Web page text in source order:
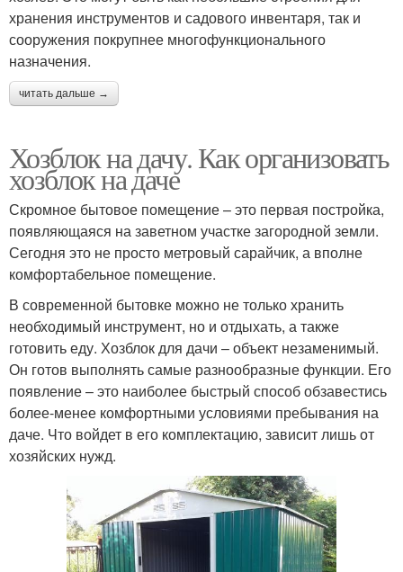
хранения инструментов и садового инвентаря, так и
сооружения покрупнее многофункционального
назначения.
читать дальше →
Хозблок на дачу. Как организовать
хозблок на даче
Скромное бытовое помещение – это первая постройка,
появляющаяся на заветном участке загородной земли.
Сегодня это не просто метровый сарайчик, а вполне
комфортабельное помещение.
В современной бытовке можно не только хранить
необходимый инструмент, но и отдыхать, а также
готовить еду. Хозблок для дачи – объект незаменимый.
Он готов выполнять самые разнообразные функции. Его
появление – это наиболее быстрый способ обзавестись
более-менее комфортными условиями пребывания на
даче. Что войдет в его комплектацию, зависит лишь от
хозяйских нужд.